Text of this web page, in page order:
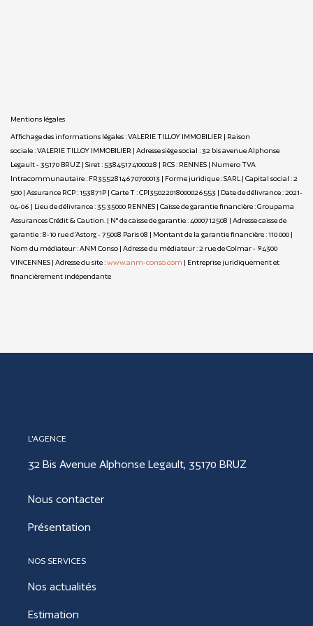
Mentions légales
Affichage des informations légales : VALERIE TILLOY IMMOBILIER | Raison
sociale : VALERIE TILLOY IMMOBILIER | Adresse siège social : 32 bis avenue Alphonse
Legault - 35170 BRUZ | Siret : 53845174100028 | RCS : RENNES | Numero TVA
Intracommunautaire : FR3552814670700013 | Forme juridique : SARL | Capital social : 2
500 | Assurance RCP : 153871P | Carte T : CPI35022018000026553 | Date de délivrance : 2021-
04-06 | Lieu de délivrance : 35 35000 RENNES | Caisse de garantie financière : Groupama
Assurances Crédit & Caution. | N° de caisse de garantie : 4000712508 | Adresse caisse de
garantie : 8-10 rue d'Astorg - 75008 Paris 08 | Montant de la garantie financière : 110 000 |
Nom du médiateur : ANM Conso | Adresse du médiateur : 2 rue de Colmar - 94300
VINCENNES | Adresse du site :www.anm-conso.com | Entreprise juridiquement et
financièrement indépendante
L'AGENCE
32 Bis Avenue Alphonse Legault, 35170 BRUZ
Nous contacter
Présentation
NOS SERVICES
Nos actualités
Estimation